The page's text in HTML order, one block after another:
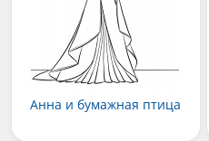
Анна и бумажная птица